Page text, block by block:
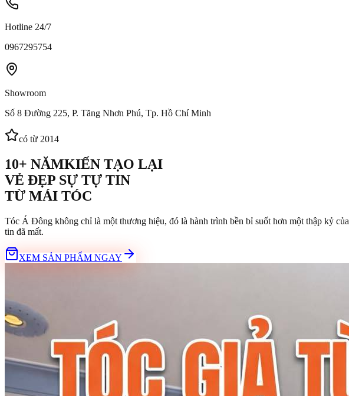
Hotline 24/7
0967295754
Showroom
Số 8 Đường 225, P. Tăng Nhơn Phú, Tp. Hồ Chí Minh
có từ 2014
10+ NĂMKIẾN TẠO LẠI
VẺ ĐẸP SỰ TỰ TIN
TỪ MÁI TÓC
Tóc Á Đông không chỉ là một thương hiệu, đó là hành trình bền bỉ suốt hơn một thập kỷ
tin đã mất.
XEM SẢN PHẨM NGAY